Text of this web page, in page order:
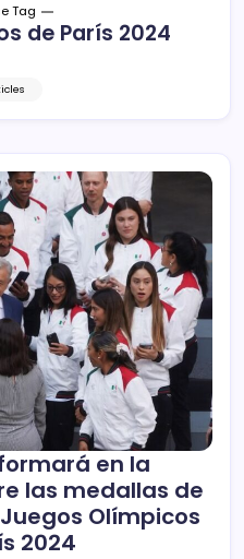
Tag
de París 2024
en la
las medallas de
Olímpicos
2024